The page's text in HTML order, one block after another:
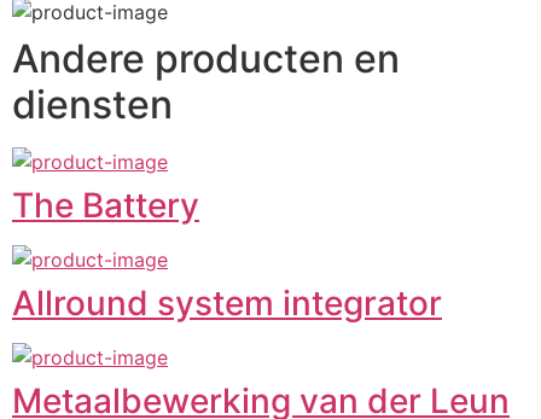
Andere producten en
diensten
The Battery
Allround system integrator
Metaalbewerking van der Leun